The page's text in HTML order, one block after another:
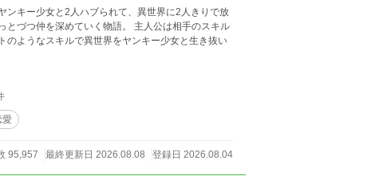
ンキー少女と2人ハブられて、異世界に2人きりで放
とづつ仲を深めていく物語。 主人公は相手のスキル
のようなスキルで異世界をヤンキー少女と生き抜い
愛
95,957 最終更新日 2026.08.08 登録日 2026.08.04